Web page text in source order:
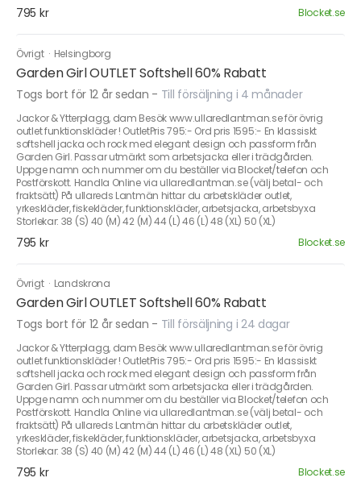
795 kr Blocket.se
Övrigt · Helsingborg
Garden Girl OUTLET Softshell 60% Rabatt
Togs bort för 12 år sedan - Till försäljning i 4 månader
Jackor & Ytterplagg, dam Besök www.ullaredlantman.se för övrig
outlet funktionskläder ! OutletPris 795:- Ord pris 1595:- En klassiskt
softshell jacka och rock med elegant design och passform från
Garden Girl. Passar utmärkt som arbetsjacka eller i trädgården.
Uppge namn och nummer om du beställer via Blocket/telefon och
Postförskott. Handla Online via ullaredlantman.se (välj betal- och
fraktsätt) På ullareds Lantmän hittar du arbetskläder outlet,
yrkeskläder, fiskekläder, funktionskläder, arbetsjacka, arbetsbyxa
Storlekar: 38 (S) 40 (M) 42 (M) 44 (L) 46 (L) 48 (XL) 50 (XL)
795 kr Blocket.se
Övrigt · Landskrona
Garden Girl OUTLET Softshell 60% Rabatt
Togs bort för 12 år sedan - Till försäljning i 24 dagar
Jackor & Ytterplagg, dam Besök www.ullaredlantman.se för övrig
outlet funktionskläder ! OutletPris 795:- Ord pris 1595:- En klassiskt
softshell jacka och rock med elegant design och passform från
Garden Girl. Passar utmärkt som arbetsjacka eller i trädgården.
Uppge namn och nummer om du beställer via Blocket/telefon och
Postförskott. Handla Online via ullaredlantman.se (välj betal- och
fraktsätt) På ullareds Lantmän hittar du arbetskläder outlet,
yrkeskläder, fiskekläder, funktionskläder, arbetsjacka, arbetsbyxa
Storlekar: 38 (S) 40 (M) 42 (M) 44 (L) 46 (L) 48 (XL) 50 (XL)
795 kr Blocket.se